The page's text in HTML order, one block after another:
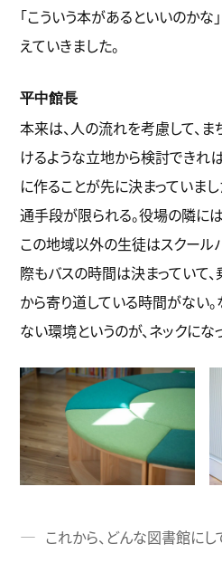
「こういう本があるといいのか
えていきました。
平中館長
本来は、人の流れを考慮して、ま
けるような立地から検討できれ
に作ることが先に決まっていま
通手段が限られる。役場の隣に
この地域以外の生徒はスクール
際もバスの時間は決まっていて
から寄り道している時間がない
ない環境というのが、ネックにな
これから、どんな図書館にし